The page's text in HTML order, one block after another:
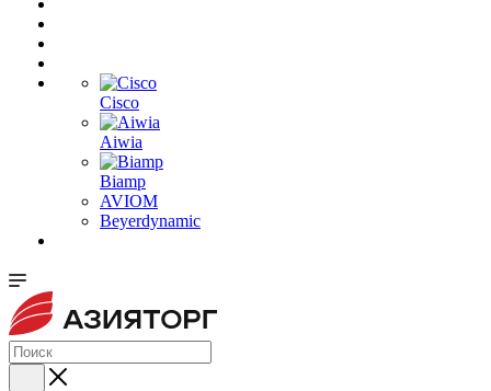
Cisco
Aiwia
Biamp
AVIOM
Beyerdynamic